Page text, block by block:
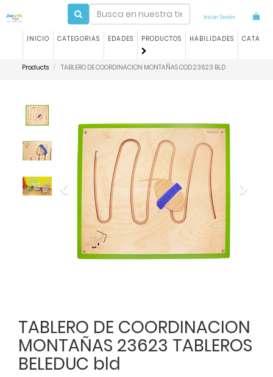
Iniciar Sesión
INICIO CATEGORIAS EDADES PRODUCTOS HABILIDADES
Products TABLERO DE COORDINACION MONTAÑAS COD 23623 BLD
Previous
TABLERO DE COORDINACION
MONTAÑAS 23623 TABLEROS
BELEDUC bld